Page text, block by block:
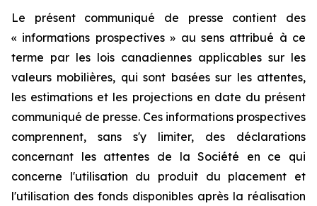
Le présent communiqué de presse contient des
« informations prospectives » au sens attribué à ce
terme par les lois canadiennes applicables sur les
valeurs mobilières, qui sont basées sur les attentes,
les estimations et les projections en date du présent
communiqué de presse. Ces informations prospectives
comprennent, sans s'y limiter, des déclarations
concernant les attentes de la Société en ce qui
concerne l'utilisation du produit du placement et
l'utilisation des fonds disponibles après la réalisation